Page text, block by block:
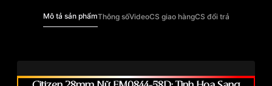
Mô tả sản phẩmThông sốVideoCS giao hàngCS đổi trả